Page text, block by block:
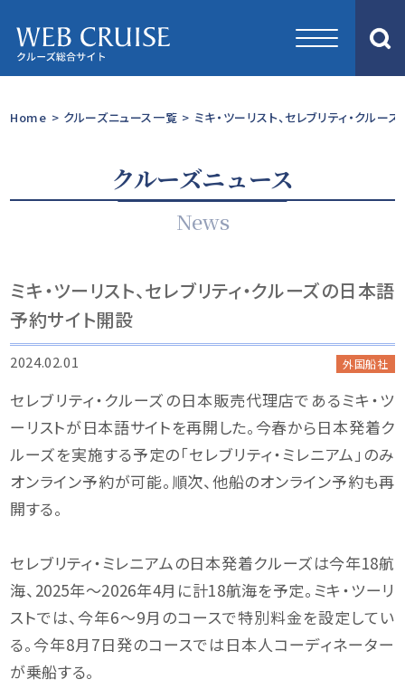
Home > クルーズニュース一覧 > ミキ・ツーリスト、セレブリティ・クル
クルーズニュース
News
ミキ・ツーリスト、セレブリティ・クルーズの日本語
予約サイト開設
2024.02.01 外国船社
セレブリティ・クルーズの日本販売代理店であるミキ・ツ
ーリストが日本語サイトを再開した。今春から日本発着ク
ルーズを実施する予定の「セレブリティ・ミレニアム」のみ
オンライン予約が可能。順次、他船のオンライン予約も再
開する。
セレブリティ・ミレニアムの日本発着クルーズは今年18航
海、2025年～2026年4月に計18航海を予定。ミキ・ツーリ
ストでは、今年6～9月のコースで特別料金を設定してい
る。今年8月7日発のコースでは日本人コーディネーター
が乗船する。